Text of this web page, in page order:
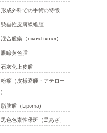
形成外科での手術の特徴
懸垂性皮膚線維腫
混合腫瘍（mixed tumor)
眼瞼黄色腫
石灰化上皮腫
粉瘤（皮様嚢腫・アテロー
脂肪腫（Lipoma)
黒色色素性母斑（黒あざ）